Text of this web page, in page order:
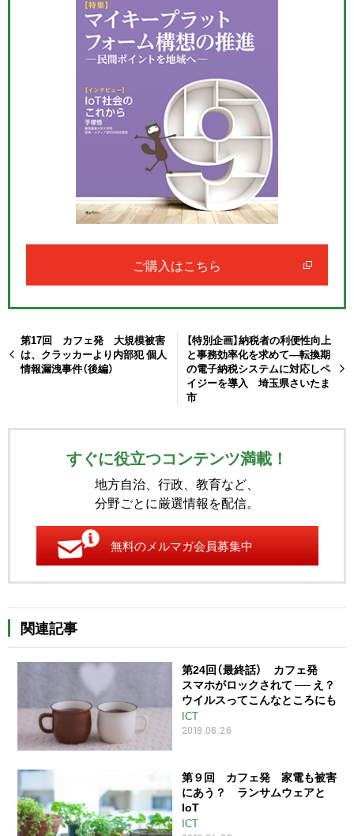
ご購入はこちら
第17回 カフェ発 大規模被害
は、クラッカーより内部犯 個人
情報漏洩事件（後編）
【特別企画】納税者の利便性向上
と事務効率化を求めて―転換期
の電子納税システムに対応しペ
イジーを導入 埼玉県さいたま
市
すぐに役立つコンテンツ満載！
地方自治、行政、教育など、
分野ごとに厳選情報を配信。
無料のメルマガ会員募集中
関連記事
第24回（最終話） カフェ発
スマホがロックされて ── え？
ウイルスってこんなところにも
ICT
2019.06.26
第９回 カフェ発 家電も被害
にあう？ ランサムウェアと
IoT
ICT